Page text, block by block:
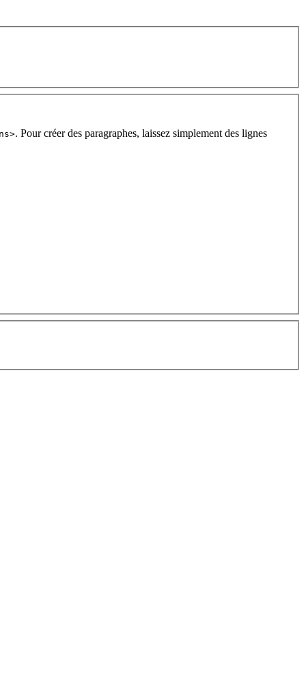
. Pour créer des paragraphes, laissez simplement des lignes